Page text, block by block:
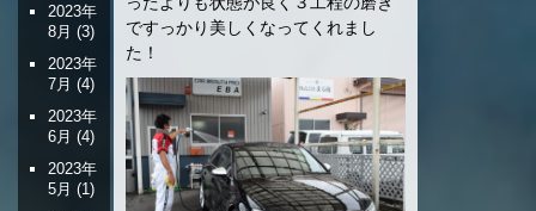
ですっかり美しくなってくれまし
た！
2023年
8月 (3)
2023年
7月 (4)
2023年
6月 (4)
2023年
5月 (1)